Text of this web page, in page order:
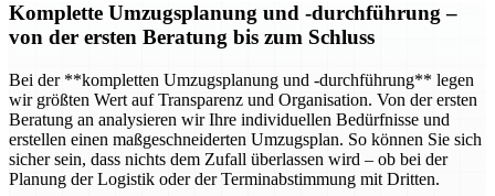
Komplette Umzugsplanung und -durchführung –
von der ersten Beratung bis zum Schluss
Bei der **kompletten Umzugsplanung und -durchführung** legen
wir größten Wert auf Transparenz und Organisation. Von der ersten
Beratung an analysieren wir Ihre individuellen Bedürfnisse und
erstellen einen maßgeschneiderten Umzugsplan. So können Sie sich
sicher sein, dass nichts dem Zufall überlassen wird – ob bei der
Planung der Logistik oder der Terminabstimmung mit Dritten.